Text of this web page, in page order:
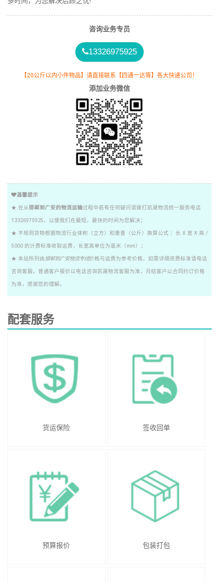
咨询业务专员
13326975925
【20公斤以内小件物品】请直接联系【四通一达等】各大快递公司！
添加业务微信
温馨提示
★ 在从邯郸到广安的物流运输过程中若有任何疑问请拨打凯晟物流统一服务电话
13326975925，以便我们在最短，最快的时间为您解决；
★ 不规则货物根据物流行业体积（立方）和重量（公斤）换算公式 ：长 X 宽 X 高 /
5000 的计费标准收取运费，长宽高单位为毫米（mm）；
★ 本站所列由邯郸到广安物流专线价格与运费为参考价格，如需详细资费标准请电话
咨询客服。普通客户报价以电话咨询凯晟物流客服为准，月结客户以合同约订价格
为准，感谢您的理解。
配套服务
货运保险 签收回单
预算报价 包装打包